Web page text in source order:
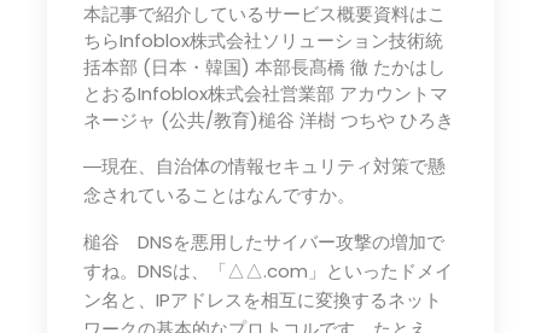
本記事で紹介しているサービス概要資料はこ
ちらInfoblox株式会社ソリューション技術統
括本部 (日本・韓国) 本部長髙橋 徹 たかはし
とおるInfoblox株式会社営業部 アカウントマ
ネージャ (公共/教育)槌谷 洋樹 つちや ひろき
―現在、自治体の情報セキュリティ対策で懸
念されていることはなんですか。
槌谷 DNSを悪用したサイバー攻撃の増加で
すね。DNSは、「△△.com」といったドメイ
ン名と、IPアドレスを相互に変換するネット